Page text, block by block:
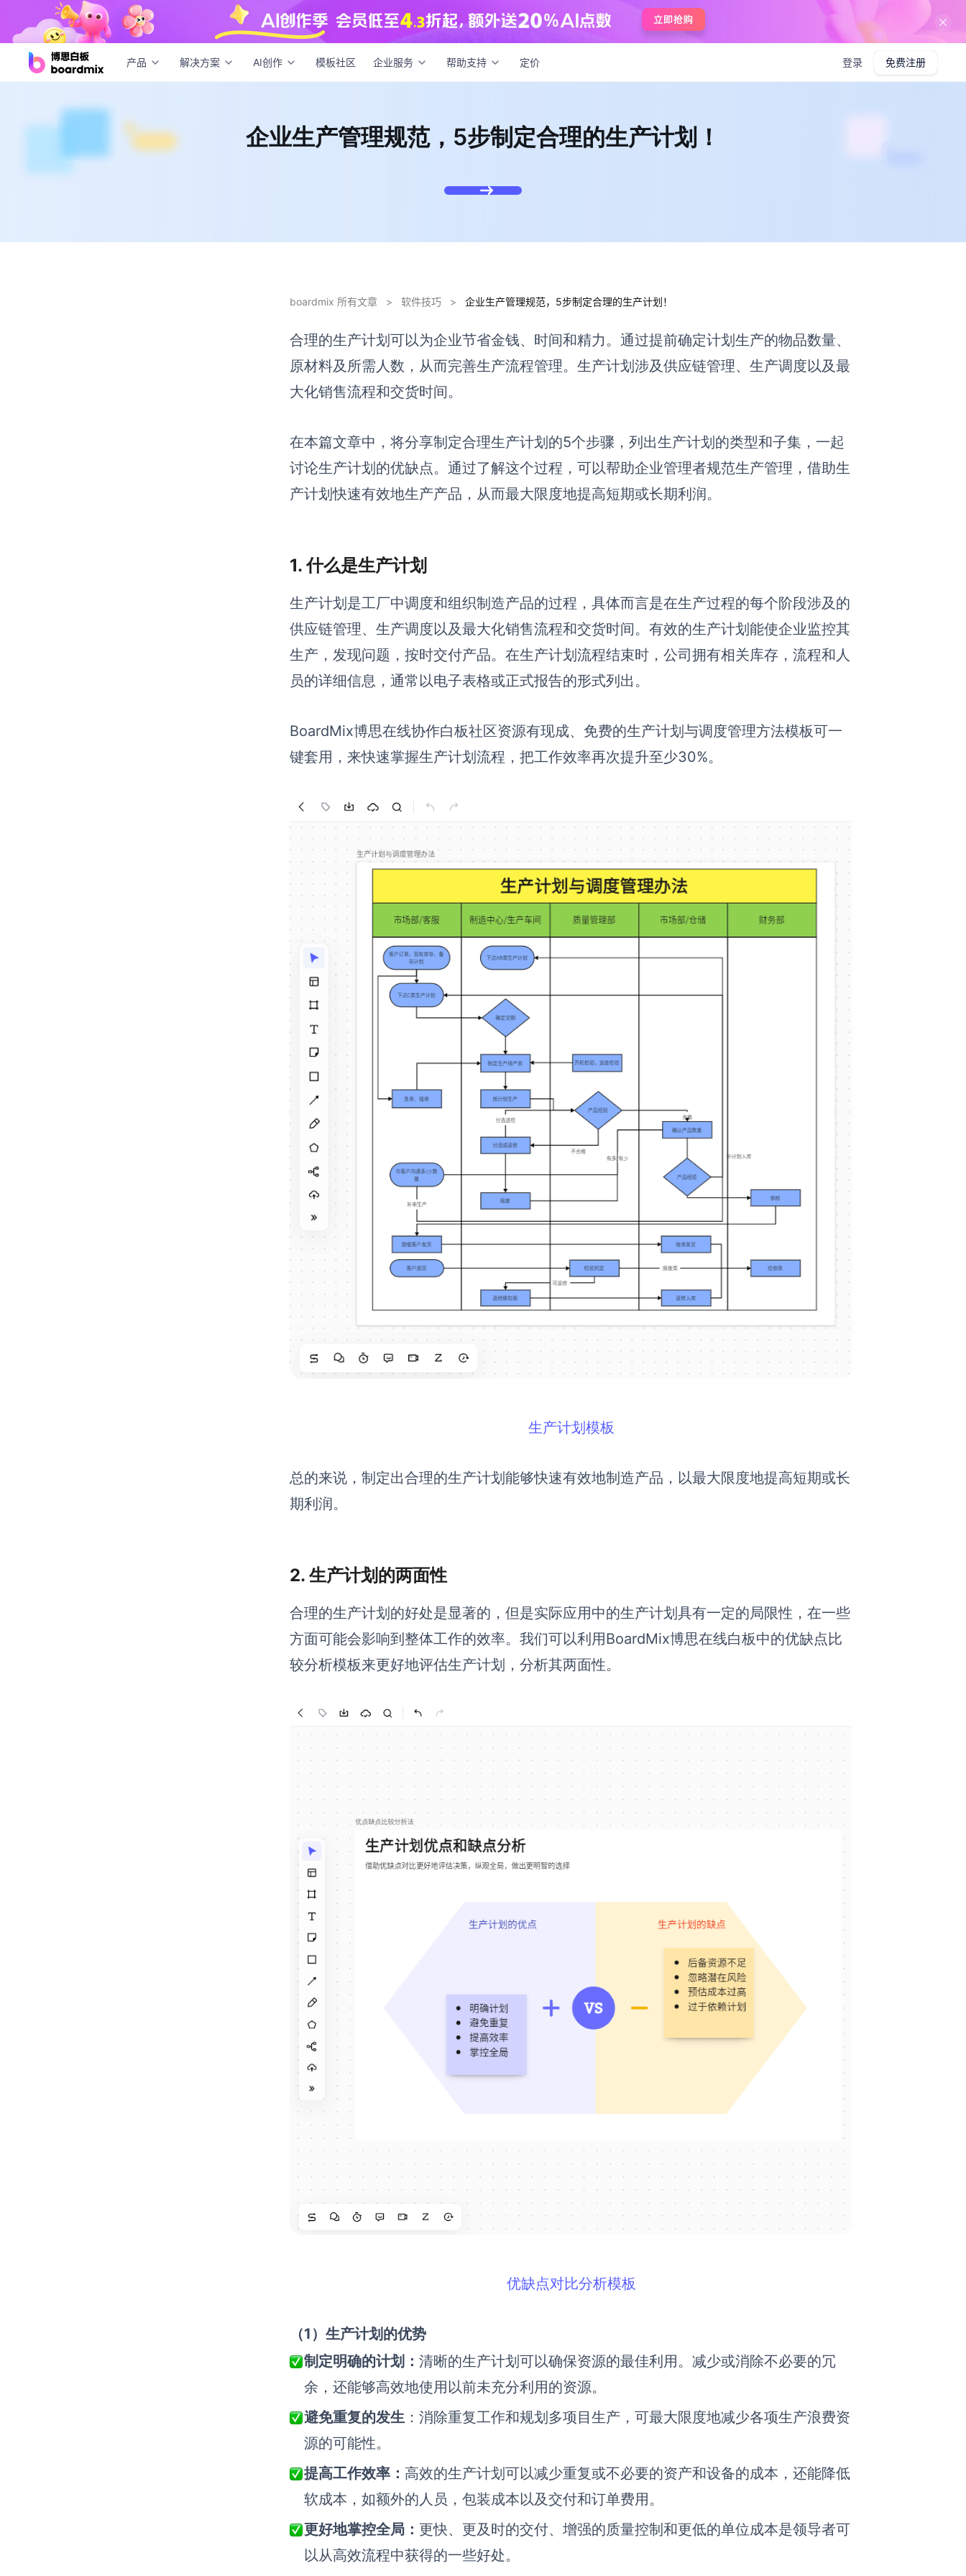
产品 解决方案 AI创作 模板社区 企业服务 帮助支持 定价 登录 免费注册
企业生产管理规范，5步制定合理的生产计划！
企业生产管理规范，5步制定合理的生产计划！
boardmix 所有文章 > 软件技巧 > 企业生产管理规范，5步制定合理的生产计划！
合理的生产计划可以为企业节省金钱、时间和精力。通过提前确定计划生产的物品数量、
原材料及所需人数，从而完善生产流程管理。生产计划涉及供应链管理、生产调度以及最
大化销售流程和交货时间。
在本篇文章中，将分享制定合理生产计划的5个步骤，列出生产计划的类型和子集，一起
讨论生产计划的优缺点。通过了解这个过程，可以帮助企业管理者规范生产管理，借助生
产计划快速有效地生产产品，从而最大限度地提高短期或长期利润。
1. 什么是生产计划
生产计划是工厂中调度和组织制造产品的过程，具体而言是在生产过程的每个阶段涉及的
供应链管理、生产调度以及最大化销售流程和交货时间。有效的生产计划能使企业监控其
生产，发现问题，按时交付产品。在生产计划流程结束时，公司拥有相关库存，流程和人
员的详细信息，通常以电子表格或正式报告的形式列出。
BoardMix博思在线协作白板社区资源有现成、免费的生产计划与调度管理方法模板可一
键套用，来快速掌握生产计划流程，把工作效率再次提升至少30%。
生产计划模板
总的来说，制定出合理的生产计划能够快速有效地制造产品，以最大限度地提高短期或长
期利润。
2. 生产计划的两面性
合理的生产计划的好处是显著的，但是实际应用中的生产计划具有一定的局限性，在一些
方面可能会影响到整体工作的效率。我们可以利用BoardMix博思在线白板中的优缺点比
较分析模板来更好地评估生产计划，分析其两面性。
优缺点对比分析模板
（1）生产计划的优势
制定明确的计划：清晰的生产计划可以确保资源的最佳利用。减少或消除不必要的冗
余，还能够高效地使用以前未充分利用的资源。
避免重复的发生 ：消除重复工作和规划多项目生产，可最大限度地减少各项生产浪费资
源的可能性。
提高工作效率： 高效的生产计划可以减少重复或不必要的资产和设备的成本，还能降低
软成本，如额外的人员，包装成本以及交付和订单费用。
更好地掌控全局： 更快、更及时的交付、增强的质量控制和更低的单位成本是领导者可
以从高效流程中获得的一些好处。